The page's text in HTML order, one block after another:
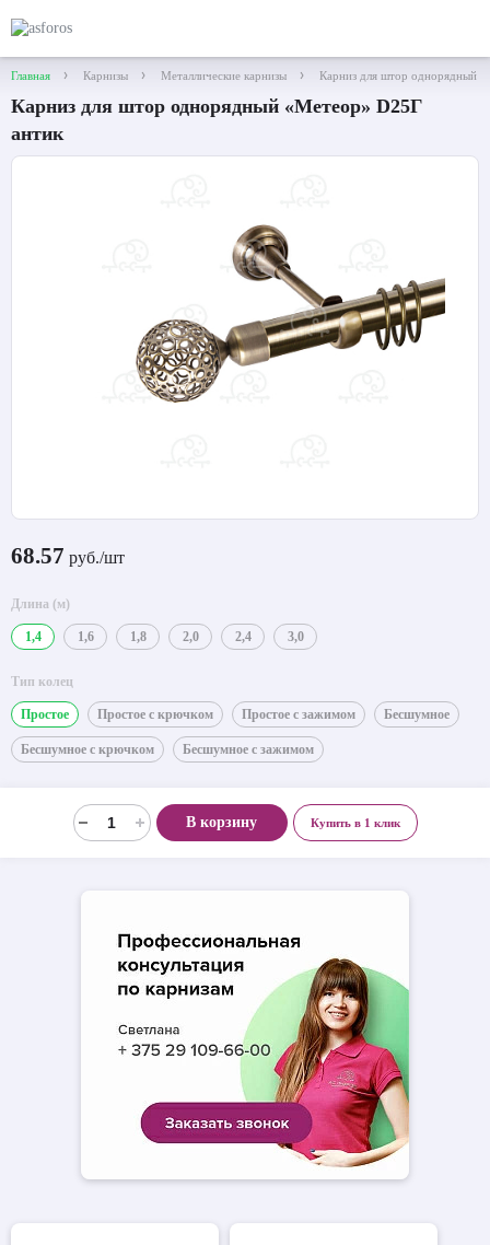
Главная Карнизы Металлические карнизы Карниз для штор однорядный
Карниз для штор однорядный «Метеор» D25Г
антик
68.57 руб./шт
Длина (м)
1,4 1,6 1,8 2,0 2,4 3,0
Тип колец
Простое Простое с крючком Простое с зажимом Бесшумное
Бесшумное с крючком Бесшумное с зажимом
В корзину Купить в 1 клик